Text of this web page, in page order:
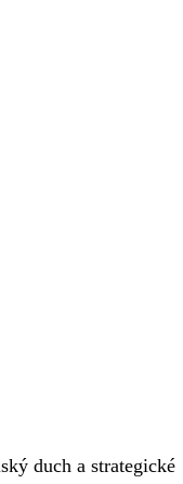
duch a strategické